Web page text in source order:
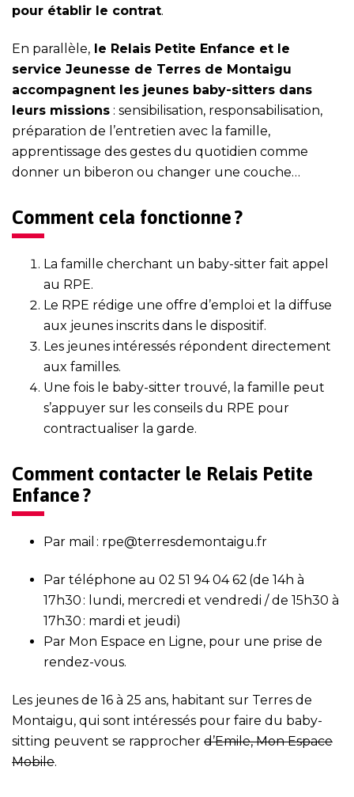
pour établir le contrat.
En parallèle, le Relais Petite Enfance et le
service Jeunesse de Terres de Montaigu
accompagnent les jeunes baby-sitters dans
leurs missions : sensibilisation, responsabilisation,
préparation de l’entretien avec la famille,
apprentissage des gestes du quotidien comme
donner un biberon ou changer une couche…
Comment cela fonctionne ?
La famille cherchant un baby-sitter fait appel
au RPE.
Le RPE rédige une offre d’emploi et la diffuse
aux jeunes inscrits dans le dispositif.
Les jeunes intéressés répondent directement
aux familles.
Une fois le baby-sitter trouvé, la famille peut
s’appuyer sur les conseils du RPE pour
contractualiser la garde.
Comment contacter le Relais Petite
Enfance ?
Par mail : rpe@terresdemontaigu.fr
Par téléphone au 02 51 94 04 62 (de 14h à
17h30 : lundi, mercredi et vendredi / de 15h30 à
17h30 : mardi et jeudi)
Par Mon Espace en Ligne, pour une prise de
rendez-vous.
Les jeunes de 16 à 25 ans, habitant sur Terres de
Montaigu, qui sont intéressés pour faire du baby-
sitting peuvent se rapprocher d’Emile, Mon Espace
Mobile.